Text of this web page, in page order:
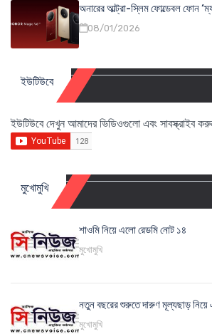
অনারের আল্ট্রা-স্লিম ফোল্ডেবল ফোন
08/01/2026
ইউটিউবে
ইউটিউবে দেখুন আমাদের ভিডিওগুলো এবং সাবস্ক্রাইব
মুখোমুখি
শাওমি নিয়ে এলো রেডমি নোট ১৪
মুখোমুখি
নতুন বছরের শুরুতে দারুণ মূল্যছাড় নিয়ে
মুখোমুখি